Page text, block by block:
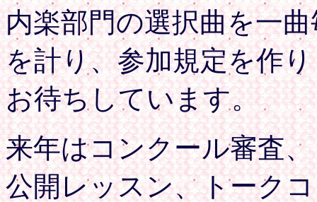
内楽部門の選択曲を一
を計り、参加規定を作
お待ちしています。
来年はコンクール審査
公開レッスン、トーク